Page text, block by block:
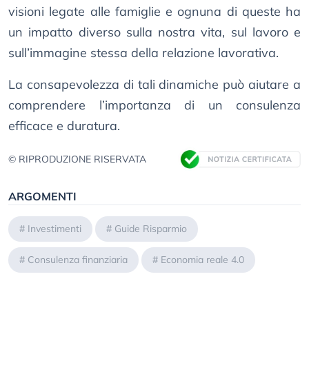
visioni legate alle famiglie e ognuna di queste ha
un impatto diverso sulla nostra vita, sul lavoro e
sull’immagine stessa della relazione lavorativa.
La consapevolezza di tali dinamiche può aiutare a
comprendere l’importanza di un consulenza
efficace e duratura.
© RIPRODUZIONE RISERVATA
ARGOMENTI
# Investimenti # Guide Risparmio
# Consulenza finanziaria # Economia reale 4.0